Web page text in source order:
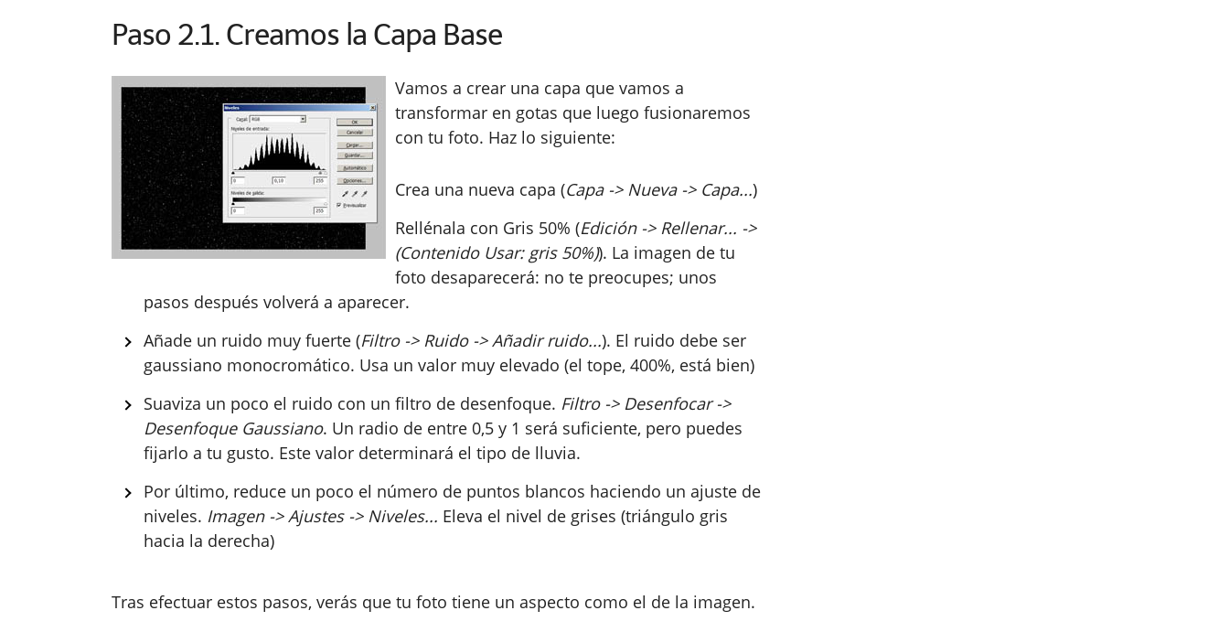
Paso 2.1. Creamos la Capa Base
Vamos a crear una capa que vamos a
transformar en gotas que luego fusionaremos
con tu foto. Haz lo siguiente:
Crea una nueva capa (Capa -> Nueva -> Capa...)
Rellénala con Gris 50% (Edición -> Rellenar... ->
(Contenido Usar: gris 50%)). La imagen de tu
foto desaparecerá: no te preocupes; unos
pasos después volverá a aparecer.
Añade un ruido muy fuerte (Filtro -> Ruido -> Añadir ruido...). El ruido debe ser
gaussiano monocromático. Usa un valor muy elevado (el tope, 400%, está bien)
Suaviza un poco el ruido con un filtro de desenfoque. Filtro -> Desenfocar ->
Desenfoque Gaussiano. Un radio de entre 0,5 y 1 será suficiente, pero puedes
fijarlo a tu gusto. Este valor determinará el tipo de lluvia.
Por último, reduce un poco el número de puntos blancos haciendo un ajuste de
niveles. Imagen -> Ajustes -> Niveles... Eleva el nivel de grises (triángulo gris
hacia la derecha)
Tras efectuar estos pasos, verás que tu foto tiene un aspecto como el de la imagen.